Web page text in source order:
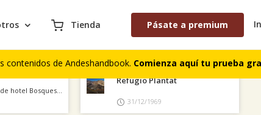
Tienda Pásate a premium
contenidos de Andeshandbook. Comienza aquí tu prueba
PUBLICADAS
Ruta Normal desde hotel Bosques del Mauco
COMENTARIOS DE TREKKING
Refugio Plantat
31/12/1969